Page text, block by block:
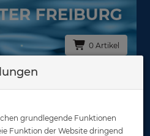
0 Artikel
Zurück
grundlegende Funktionen
Funktion der Website dringend